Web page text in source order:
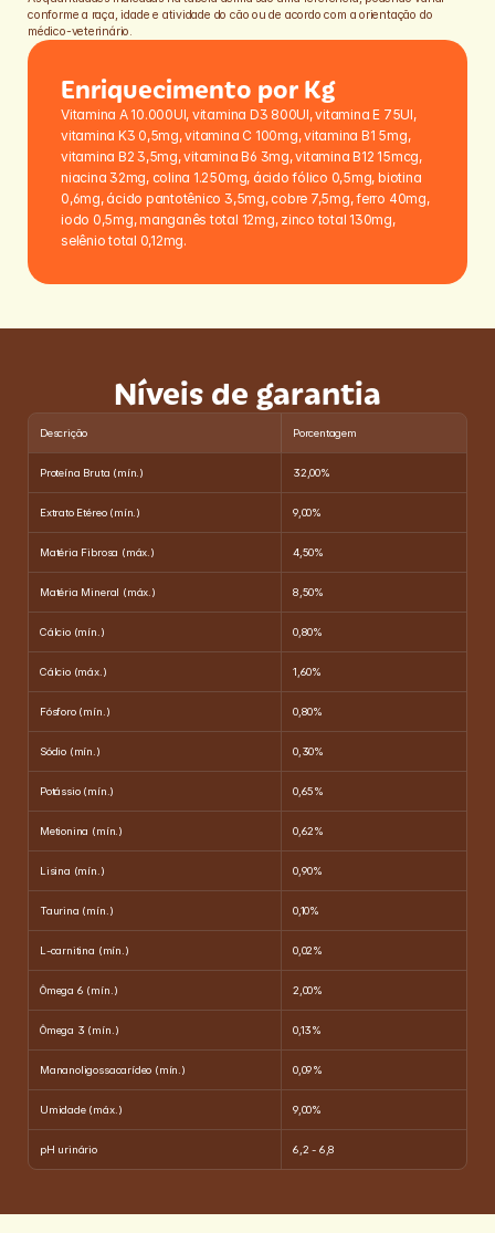
conforme a raça, idade e atividade do cão ou de acordo com a orientação do
médico-veterinário.
Enriquecimento por Kg
Vitamina A 10.000UI, vitamina D3 800UI, vitamina E 75UI,
vitamina K3 0,5mg, vitamina C 100mg, vitamina B1 5mg,
vitamina B2 3,5mg, vitamina B6 3mg, vitamina B12 15mcg,
niacina 32mg, colina 1.250mg, ácido fólico 0,5mg, biotina
0,6mg, ácido pantotênico 3,5mg, cobre 7,5mg, ferro 40mg,
iodo 0,5mg, manganês total 12mg, zinco total 130mg,
selênio total 0,12mg.
Níveis de garantia
Descrição Porcentagem
Proteína Bruta (mín.) 32,00%
Extrato Etéreo (mín.) 9,00%
Matéria Fibrosa (máx.) 4,50%
Matéria Mineral (máx.) 8,50%
Cálcio (mín.) 0,80%
Cálcio (máx.) 1,60%
Fósforo (mín.) 0,80%
Sódio (mín.) 0,30%
Potássio (mín.) 0,65%
Metionina (mín.) 0,62%
Lisina (mín.) 0,90%
Taurina (mín.) 0,10%
L-carnitina (mín.) 0,02%
Ômega 6 (mín.) 2,00%
Ômega 3 (mín.) 0,13%
Mananoligossacarídeo (mín.) 0,09%
Umidade (máx.) 9,00%
pH urinário 6,2 - 6,8